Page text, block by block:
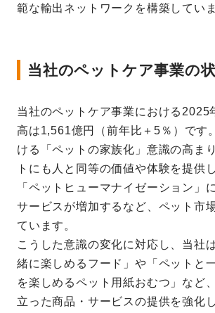
範な輸出ネットワークを構築していま
当社のペットケア事業の
当社のペットケア事業における2025
高は1,561億円（前年比＋5％）です
ける「ペットの家族化」意識の高ま
トにも人と同等の価値や体験を提供
「ペットヒューマナイゼーション」
サービスが増加するなど、ペット市
ています。
こうした意識の変化に対応し、当社
緒に楽しめるフード」や「ペットと
を楽しめるペット用紙おむつ」など
立った商品・サービスの提供を強化